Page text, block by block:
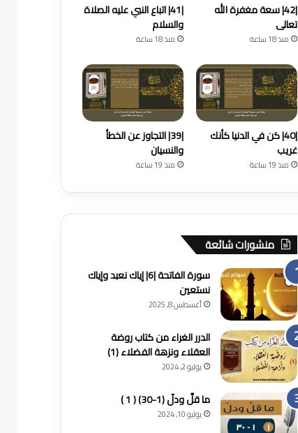
|42| سعة مغفرة الله
تعالى
منذ 18 ساعة
|41| اتباع النبي عليه الصلاة
والسلام
منذ 18 ساعة
|40| كن في الدنيا كأنك
غريب
منذ 19 ساعة
|39| التجاوز عن الخطأ
والنسيان
منذ 19 ساعة
منشورات شائعة
سورة الفاتحة |6| إياك نعبد وإياك
نستعين
أغسطس 8, 2025
الدرر الغراء من كتاب روضة
العقلاء ونزهة الفضلاء (1)
يوليو 2, 2024
ما قلَّ ودلّ (1-30) ( 1 )
يوليو 10, 2024